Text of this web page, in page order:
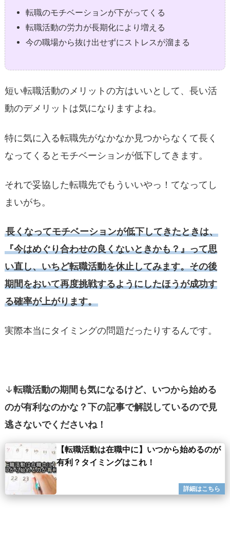
転職のモチベーションが下がってくる
転職活動の労力が長期化により増える
今の職場から抜け出せずにストレスが溜まる
短い転職活動のメリットの方はいいとして、長い活
動のデメリットは気になりますよね。
特に気に入る転職先がなかなか見つからなくて長く
なってくるとモチベーションが低下してきます。
それで妥協した転職先でもういいやっ！てなってし
まいがち。
長くなってモチベーションが低下してきたときは、
『今はめぐり合わせの良くないときかも？』って思
い直し、いちど転職活動を休止してみます。その後
期間をおいて再度挑戦するようにしたほうが成功す
る確率が上がります。
実際本当にタイミングの問題だったりするんです。
↓転職活動の期間も気になるけど、いつから始める
のが有利なのかな？下の記事で解説しているので見
逃さないでくださいね！
【転職活動は在職中に】いつから始めるのが
有利？タイミングはこれ！